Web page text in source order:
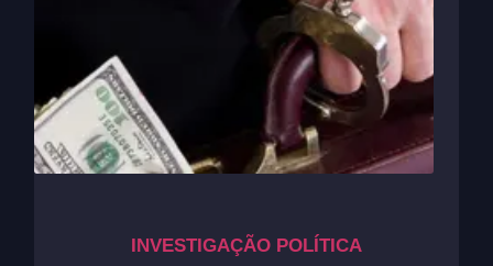
INVESTIGAÇÃO POLÍTICA